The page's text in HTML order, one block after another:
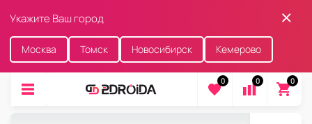
Укажите Ваш город
Москва Томск Новосибирск Кемерово
0 0 0